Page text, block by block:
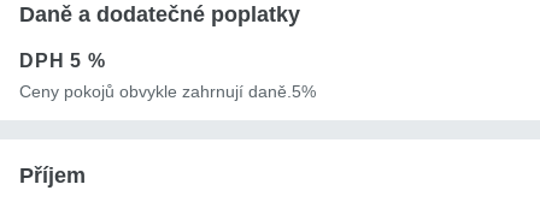
Daně a dodatečné poplatky
DPH5 %
Ceny pokojů obvykle zahrnují daně.5%
Příjem